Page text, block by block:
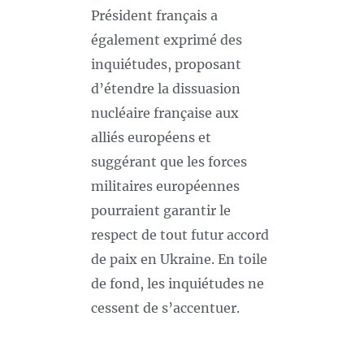
Président français a
également exprimé des
inquiétudes, proposant
d’étendre la dissuasion
nucléaire française aux
alliés européens et
suggérant que les forces
militaires européennes
pourraient garantir le
respect de tout futur accord
de paix en Ukraine. En toile
de fond, les inquiétudes ne
cessent de s’accentuer.